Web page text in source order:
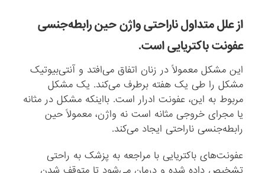
از علل متداول ناراحتی واژن حین رابطه‌جنسی
عفونت باکتریایی است.
این مشکل معمولاً در زنان اتفاق می‌افتد و آنتی‌‌بیوتیک
مشکل را طی یک هفته برطرف می‌کند. یک مشکل
مربوط به این، عفونت ادرار است. بااینکه مشکل در مثانه
یا مجرای خروجی مثانه است نه واژن، معمولاً حین
رابطه‌جنسی ناراحتی ایجاد می‌کند.
عفونت‌های باکتریایی با مراجعه به پزشک به راحتی